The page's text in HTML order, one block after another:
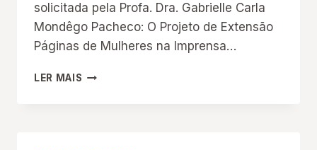
solicitada pela Profa. Dra. Gabrielle Carla
Mondêgo Pacheco: O Projeto de Extensão
Páginas de Mulheres na Imprensa…
LER MAIS MINICURSO